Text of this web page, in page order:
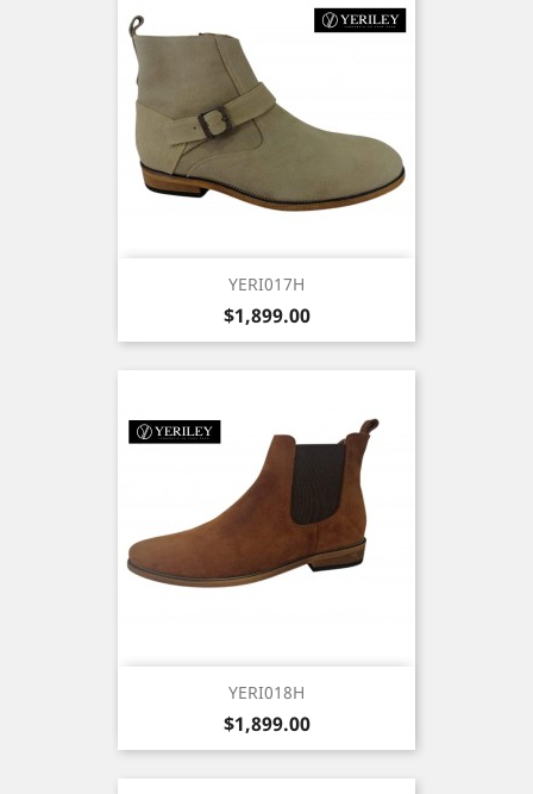
YERI017H
Precio
$1,899.00
YERI018H
Precio
$1,899.00